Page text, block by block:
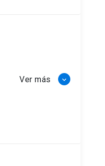
Ver más keyboard_arrow_down